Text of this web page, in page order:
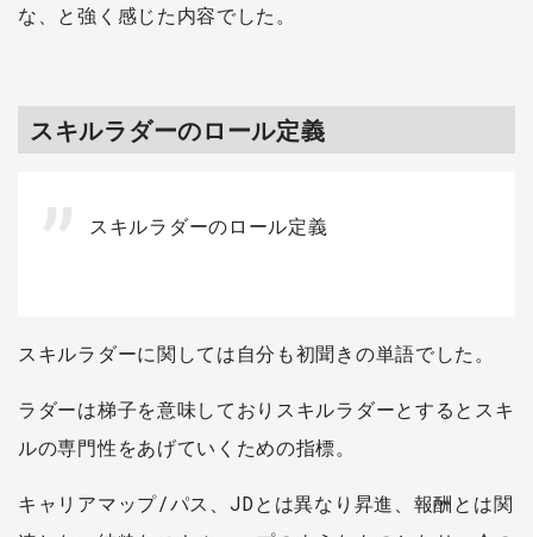
な、と強く感じた内容でした。
スキルラダーのロール定義
スキルラダーのロール定義
スキルラダーに関しては自分も初聞きの単語でした。
ラダーは梯子を意味しておりスキルラダーとするとスキ
ルの専門性をあげていくための指標。
キャリアマップ/パス、JDとは異なり昇進、報酬とは関